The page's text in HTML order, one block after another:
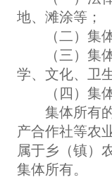
地、滩涂等；
（二）集体
（三）集体
学、文化、卫
（四）集体
集体所有的
产合作社等农
属于乡（镇）
集体所有。